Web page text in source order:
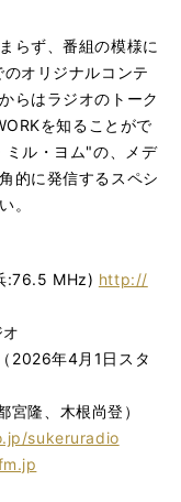
らず、番組の模様に
オリジナルコンテ
らはラジオのトーク
を知ることがで
ミル・ヨム"の、メデ
的に発信するスペシ
。
:76.5 MHz) http://
2026年4月1日スタ
隆、木根尚登）
sukeruradio